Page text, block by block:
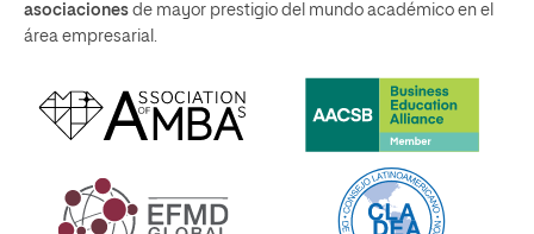
asociaciones de mayor prestigio del mundo académico en el
área empresarial.